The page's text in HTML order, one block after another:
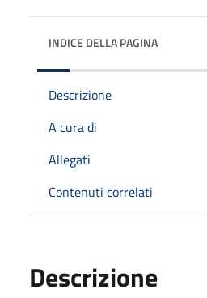
INDICE DELLA PAGINA
Descrizione
A cura di
Allegati
Contenuti correlati
Descrizione